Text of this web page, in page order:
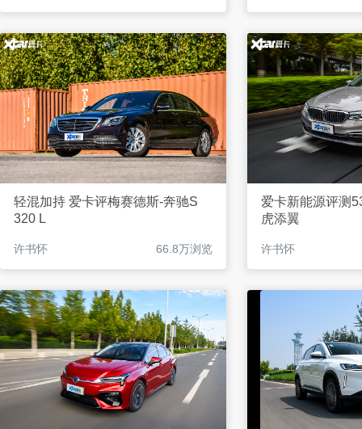
轻混加持 爱卡评梅赛德斯-奔驰S
320 L
许书怀 66.8万浏览
爱卡新能源评测
虎添翼
许书怀